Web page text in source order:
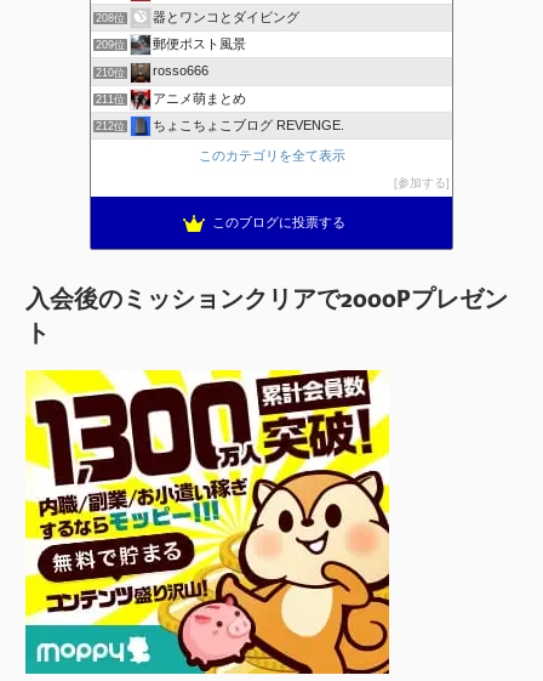
208位 器とワンコとダイビング
209位 郵便ポスト風景
210位 rosso666
211位 アニメ萌まとめ
212位 ちょこちょこブログ REVENGE.
このカテゴリを全て表示
参加する
このブログに投票する
入会後のミッションクリアで2000Pプレゼン
ト